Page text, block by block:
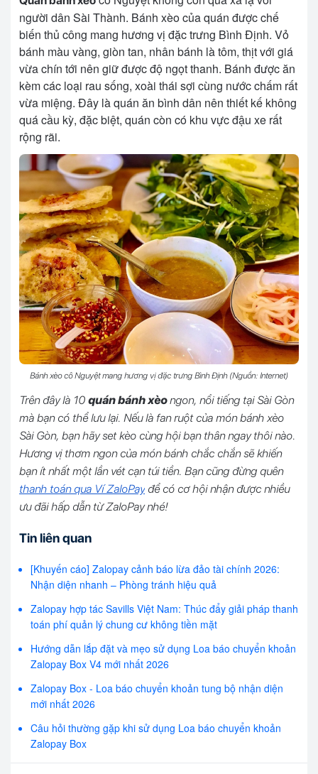
người dân Sài Thành. Bánh xèo của quán được chế
biến thủ công mang hương vị đặc trưng Bình Định. Vỏ
bánh màu vàng, giòn tan, nhân bánh là tôm, thịt với giá
vừa chín tới nên giữ được độ ngọt thanh. Bánh được ăn
kèm các loại rau sống, xoài thái sợi cùng nước chấm rất
vừa miệng. Đây là quán ăn bình dân nên thiết kế không
quá cầu kỳ, đặc biệt, quán còn có khu vực đậu xe rất
rộng rãi.
Bánh xèo cô Nguyệt mang hương vị đặc trưng Bình Định (Nguồn: Internet)
Trên đây là 10 quán bánh xèongon, nổi tiếng tại Sài Gòn
mà bạn có thể lưu lại. Nếu là fan ruột của món bánh xèo
Sài Gòn, bạn hãy set kèo cùng hội bạn thân ngay thôi nào.
Hương vị thơm ngon của món bánh chắc chắn sẽ khiến
bạn ít nhất một lần vét cạn túi tiền. Bạn cũng đừng quên
thanh toán qua Ví ZaloPay để có cơ hội nhận được nhiều
ưu đãi hấp dẫn từ ZaloPay nhé!
Tin liên quan
[Khuyến cáo] Zalopay cảnh báo lừa đảo tài chính 2026:
Nhận diện nhanh – Phòng tránh hiệu quả
Zalopay hợp tác Savills Việt Nam: Thúc đẩy giải pháp thanh
toán phí quản lý chung cư không tiền mặt
Hướng dẫn lắp đặt và mẹo sử dụng Loa báo chuyển khoản
Zalopay Box V4 mới nhất 2026
Zalopay Box - Loa báo chuyển khoản tung bộ nhận diện
mới nhất 2026
Câu hỏi thường gặp khi sử dụng Loa báo chuyển khoản
Zalopay Box